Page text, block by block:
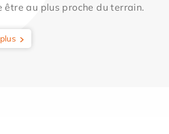
être au plus proche du terrain.